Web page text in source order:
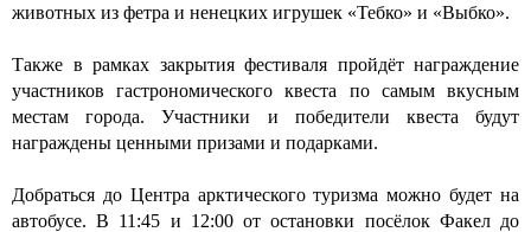
животных из фетра и ненецких игрушек «Тебко» и «Выбко».
Также в рамках закрытия фестиваля пройдёт награждение
участников гастрономического квеста по самым вкусным
местам города. Участники и победители квеста будут
награждены ценными призами и подарками.
Добраться до Центра арктического туризма можно будет на
автобусе. В 11:45 и 12:00 от остановки посёлок Факел до